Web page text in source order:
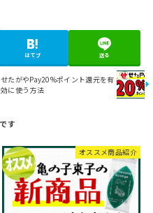
はてブ 送る
せたがやPay20%ポイント還元を有
効に使う方法
オススメ商品紹介